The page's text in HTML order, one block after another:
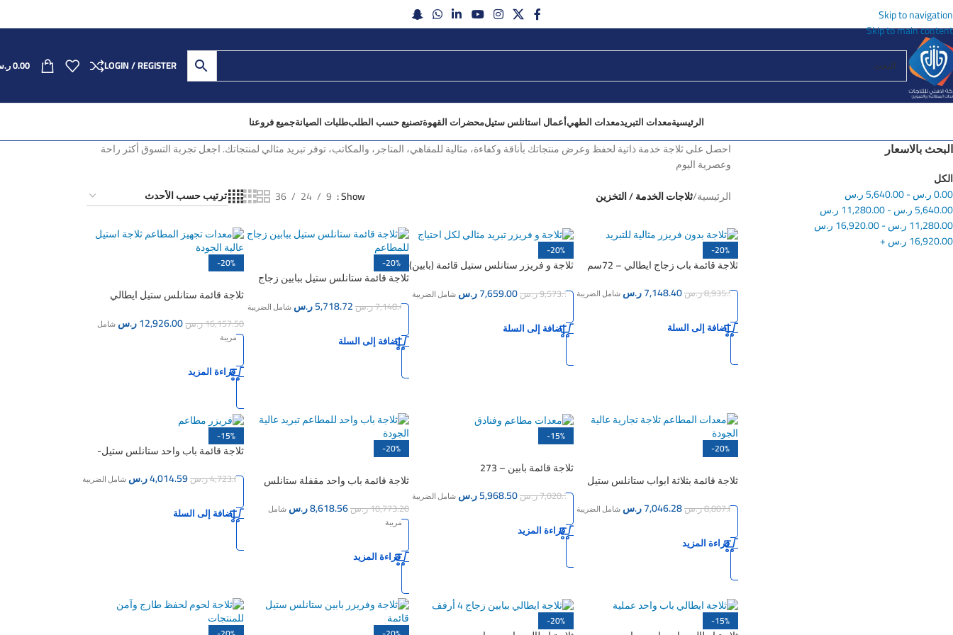
Skip to navigation
Skip to main content
LOGIN / REGISTER
0.00
الرئيسيةمعدات التبريدمعدات الطهيأعمال استانلس ستيلمحضرات القهوةتصنيع حسب الطلبطلبات الصيانةجميع فروعنا
البحث بالاسعار
الكل
0.00ر.س-
5,640.00ر.س
5,640.00ر.س-
11,280.00ر.س
11,280.00ر.س-
16,920.00ر.س
16,920.00ر.س+
احصل على ثلاجة خدمة ذاتية لحفظ وعرض منتجاتك بأناقة وكفاءة، مثالية للمقاهي، المتاجر، والمكاتب، توفر تبريد مثالي لمنتجاتك. اجعل تجربة التسوق أكثر راحة
وعصرية اليوم
الرئيسية/ثلاجات الخدمة / التخزين Show
9
24
36
-20%
ثلاجة قائمة باب زجاج ايطالي – 72سم
8,935.50ر.س7,148.40ر.سشامل الضريبة
إضافة إلى السلة
-20%
ثلاجة و فريزر ستانلس ستيل قائمة (بابين)
9,573.75ر.س7,659.00ر.س شامل الضريبة
إضافة إلى السلة
-20%
ثلاجة قائمة ستانلس ستيل ببابين زجاج
7,148.40ر.س5,718.72ر.س شامل الضريبة
إضافة إلى السلة
-20%
ثلاجة قائمة ستانلس ستيل ايطالي
16,157.50ر.س12,926.00ر.سشامل
الضريبة
قراءة المزيد
-20%
ثلاجة قائمة بثلاثة ابواب ستانلس ستيل
8,807.85ر.س7,046.28ر.سشامل الضريبة
قراءة المزيد
-15%
ثلاجة قائمة بابين – 273
7,020.75ر.س5,968.50ر.س شامل الضريبة
قراءة المزيد
-20%
ثلاجة قائمة باب واحد مقفلة ستانلس
10,773.20ر.س8,618.56ر.س شامل
الضريبة
قراءة المزيد
-15%
ثلاجة قائمة باب واحد ستانلس ستيل-
4,723.05ر.س4,014.59ر.سشامل الضريبة
إضافة إلى السلة
-15%
-20%